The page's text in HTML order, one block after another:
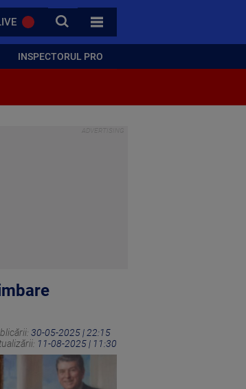
CAUTA
TOATE CATEGORIILE
INSPECTORUL PRO
30-05-2025 | 22:15
11-08-2025 | 11:30